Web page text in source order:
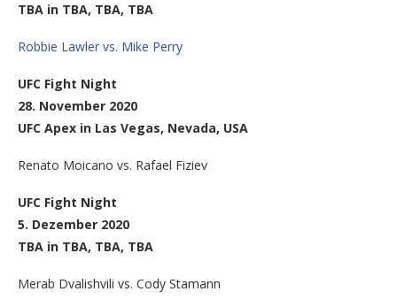
TBA in TBA, TBA, TBA
Robbie Lawler vs. Mike Perry
UFC Fight Night
28. November 2020
UFC Apex in Las Vegas, Nevada, USA
Renato Moicano vs. Rafael Fiziev
UFC Fight Night
5. Dezember 2020
TBA in TBA, TBA, TBA
Merab Dvalishvili vs. Cody Stamann